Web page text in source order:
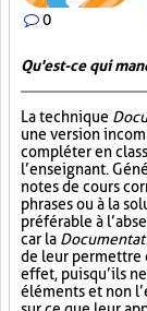
0
Qu'est-ce qui
La technique
une version
compléter en
l’enseignant.
notes de cours
phrases ou à la
préférable à
car la
de leur permettre
effet, puisqu’ils
éléments et non